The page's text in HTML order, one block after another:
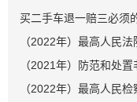
买二手车退一赔三必须
（2022年）最高人民
（2021年）防范和处